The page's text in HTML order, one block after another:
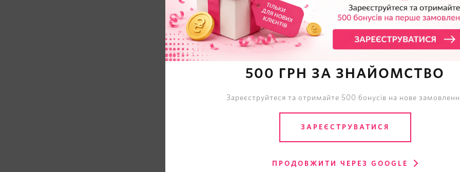
500 ГРН ЗА ЗНАЙОМСТВО
Зареєструйтеся та отримайте 500 бонусів на нове
ЗАРЕЄСТРУВАТИСЯ
ПРОДОВЖИТИ ЧЕРЕЗ GOOGLE